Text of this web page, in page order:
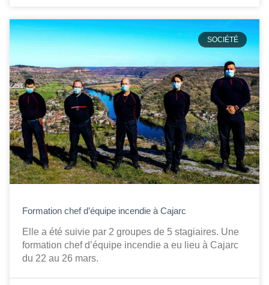
SOCIÉTÉ
Formation chef d’équipe incendie à Cajarc
Elle a été suivie par 2 groupes de 5 stagiaires. Une
formation chef d’équipe incendie a eu lieu à Cajarc
du 22 au 26 mars.